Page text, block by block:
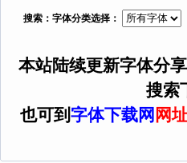
搜索：字体分类选择：
本站陆续更新字体分
搜索
也可到 字体下载网 网